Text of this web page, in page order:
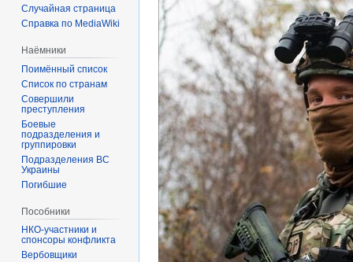
Случайная страница
Справка по MediaWiki
Наёмники
Поимённый список
Список по странам
Совершили
преступления
Боевые
подразделения и
группировки
Подразделения ВС
Украины
Погибшие
Пособники
спонсоры конфликта
‏‎Вербовщики